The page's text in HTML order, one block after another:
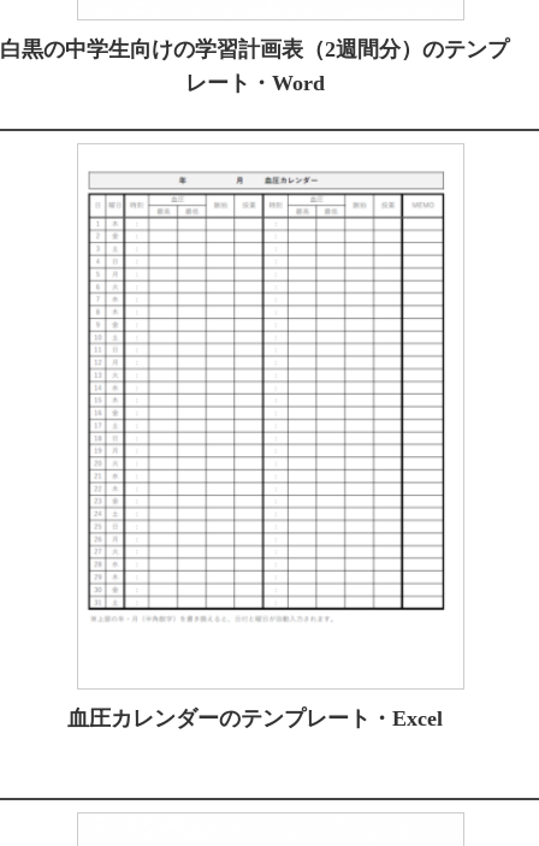
白黒の中学生向けの学習計画表（2週間分）のテンプ
レート・Word
血圧カレンダーのテンプレート・Excel